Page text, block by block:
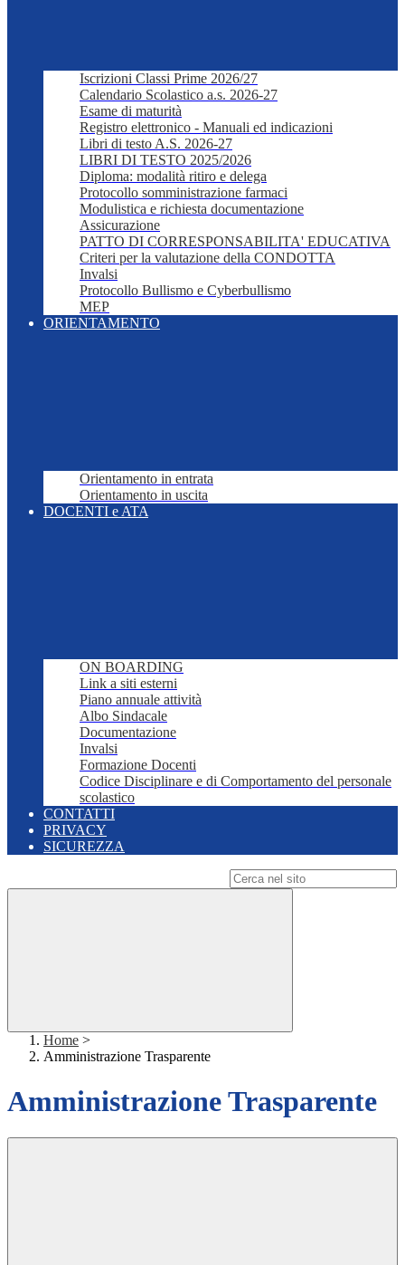
Iscrizioni Classi Prime 2026/27
Calendario Scolastico a.s. 2026-27
Esame di maturità
Registro elettronico - Manuali ed indicazioni
Libri di testo A.S. 2026-27
LIBRI DI TESTO 2025/2026
Diploma: modalità ritiro e delega
Protocollo somministrazione farmaci
Modulistica e richiesta documentazione
Assicurazione
PATTO DI CORRESPONSABILITA' EDUCATIVA
Criteri per la valutazione della CONDOTTA
Invalsi
Protocollo Bullismo e Cyberbullismo
MEP
ORIENTAMENTO
Orientamento in entrata
Orientamento in uscita
DOCENTI e ATA
ON BOARDING
Link a siti esterni
Piano annuale attività
Albo Sindacale
Documentazione
Invalsi
Formazione Docenti
Codice Disciplinare e di Comportamento del personale
scolastico
CONTATTI
PRIVACY
SICUREZZA
Home >
Amministrazione Trasparente
Amministrazione Trasparente